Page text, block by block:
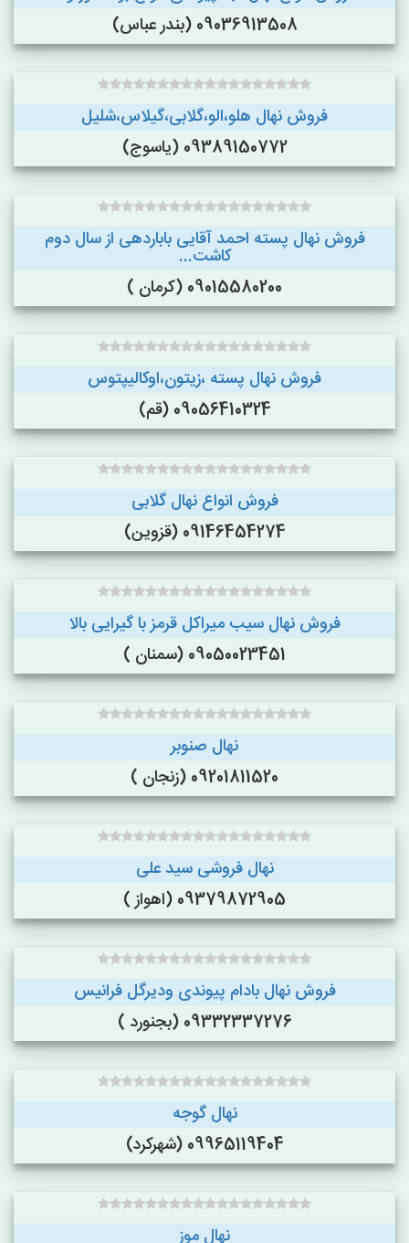
09036913508 (بندر عباس)
فروش نهال هلو،الو،گلابی،گیلاس،شلیل
09389150772 (یاسوج)
فروش نهال پسته احمد آقایی باباردهی از سال دوم
کاشت...
09015580200 (کرمان )
فروش نهال پسته ،زیتون،اوکالیپتوس
09056410324 (قم)
فروش انواع نهال گلابی
09146454274 (قزوین)
فروش نهال سیب میراکل قرمز با گیرایی بالا
09050023451 (سمنان )
نهال صنوبر
09201811520 (زنجان )
نهال فروشی سید علی
09379872905 (اهواز )
فروش نهال بادام پیوندی ودیرگل فرانیس
09332337276 (بجنورد )
نهال گوجه
09965119404 (شهرکرد)
نهال موز